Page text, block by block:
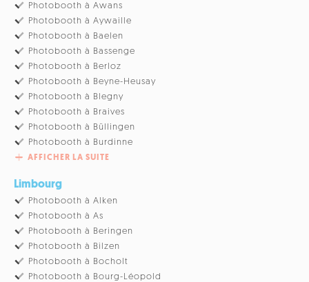
Photobooth à Awans
Photobooth à Aywaille
Photobooth à Baelen
Photobooth à Bassenge
Photobooth à Berloz
Photobooth à Beyne-Heusay
Photobooth à Blegny
Photobooth à Braives
Photobooth à Büllingen
Photobooth à Burdinne
AFFICHER LA SUITE
Limbourg
Photobooth à Alken
Photobooth à As
Photobooth à Beringen
Photobooth à Bilzen
Photobooth à Bocholt
Photobooth à Bourg-Léopold